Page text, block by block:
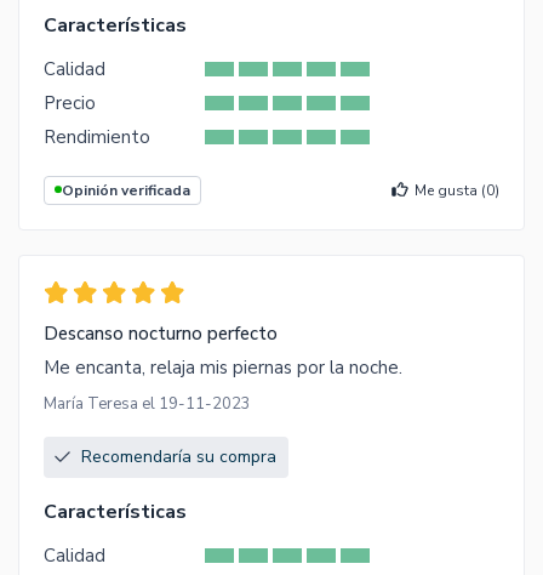
Características
Calidad
Precio
Rendimiento
Opinión verificada Me gusta (0)
Descanso nocturno perfecto
Me encanta, relaja mis piernas por la noche.
María Teresa el 19-11-2023
Recomendaría su compra
Características
Calidad